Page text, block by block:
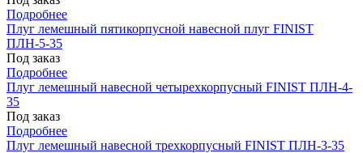
Подробнее
Плуг лемешный пятикорпусной навесной плуг FINIST
ПЛН-5-35
Под заказ
Подробнее
Плуг лемешный навесной четырехкорпусный FINIST ПЛН-4-
35
Под заказ
Подробнее
Плуг лемешный навесной трехкорпусный FINIST ПЛН-3-35